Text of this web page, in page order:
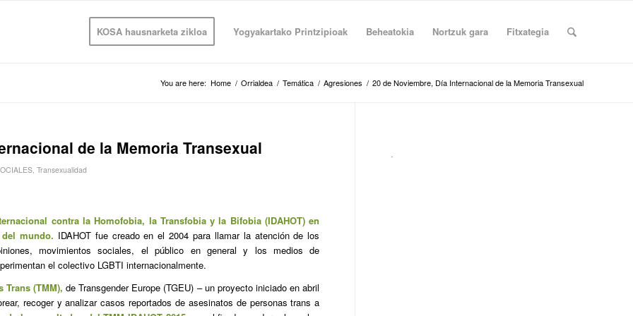
KOSA hausnarketa zikloa Yogyakartako Printzipioak Beheatokia Nortzuk gara Fitxategia
You are here: Home / Orrialdea / Temática / Agresiones / 20 de Noviembre, Día Internacional de la Memoria Transexual
de la Memoria Transexual
, Transexualidad
contra la Homofobia, la Transfobia y la Bifobia (IDAHOT) en
mundo. IDAHOT fue creado en el 2004 para llamar la atención de los
movimientos sociales, el público en general y los medios de
el colectivo LGBTI internacionalmente.
Trans (TMM), de Transgender Europe (TGEU) – un proyecto iniciado en abril
recoger y analizar casos reportados de asesinatos de personas trans a
.